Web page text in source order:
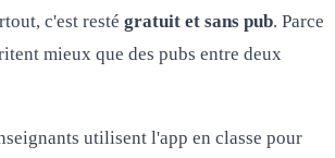
c'est resté gratuit et sans pub. Parce
mieux que des pubs entre deux
utilisent l'app en classe pour